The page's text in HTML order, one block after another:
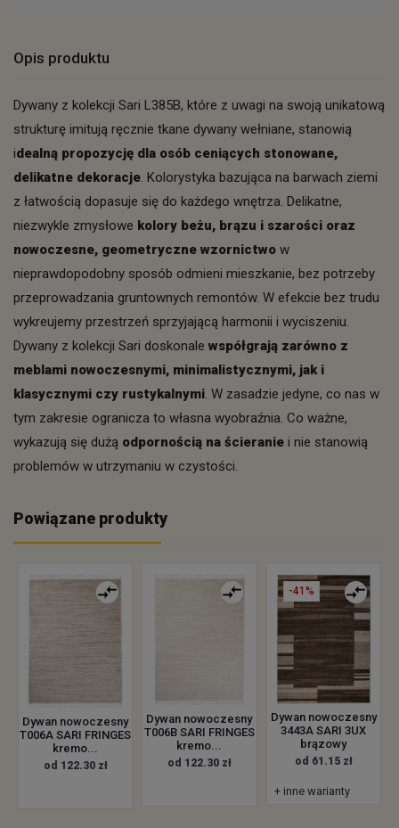
Opis produktu
Dywany z kolekcji Sari L385B, które z uwagi na swoją unikatową
strukturę imitują ręcznie tkane dywany wełniane, stanowią
idealną propozycję dla osób ceniących stonowane,
delikatne dekoracje. Kolorystyka bazująca na barwach ziemi
z łatwością dopasuje się do każdego wnętrza. Delikatne,
niezwykle zmysłowe kolory beżu, brązu i szarości oraz
nowoczesne, geometryczne wzornictwo w
nieprawdopodobny sposób odmieni mieszkanie, bez potrzeby
przeprowadzania gruntownych remontów. W efekcie bez trudu
wykreujemy przestrzeń sprzyjającą harmonii i wyciszeniu.
Dywany z kolekcji Sari doskonale współgrają zarówno z
meblami nowoczesnymi, minimalistycznymi, jak i
klasycznymi czy rustykalnymi. W zasadzie jedyne, co nas w
tym zakresie ogranicza to własna wyobraźnia. Co ważne,
wykazują się dużą odpornością na ścieranie i nie stanowią
problemów w utrzymaniu w czystości.
Powiązane produkty
Dywan nowoczesny
T006A SARI FRINGES
kremo...
od 122.30 zł
Dywan nowoczesny
T006B SARI FRINGES
kremo...
od 122.30 zł
-41%
Dywan nowoczesny
3443A SARI 3UX
brązowy
od 61.15 zł
+ inne warianty